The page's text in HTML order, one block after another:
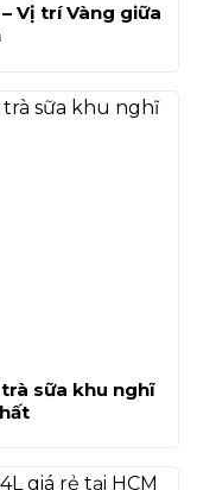
Vị trí Vàng giữa
sữa khu nghĩ